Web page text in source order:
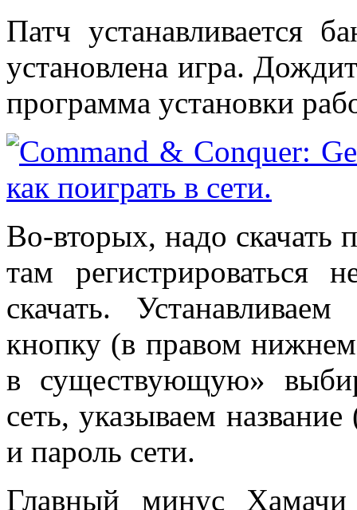
Патч устанавливается
установлена игра.
программа установки
Во-вторых, надо
там регистрироваться
скачать.
кнопку (в правом
в существующую»
сеть, указываем
и пароль сети.
Главный минус